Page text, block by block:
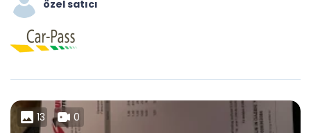
özel satıcı
13 0